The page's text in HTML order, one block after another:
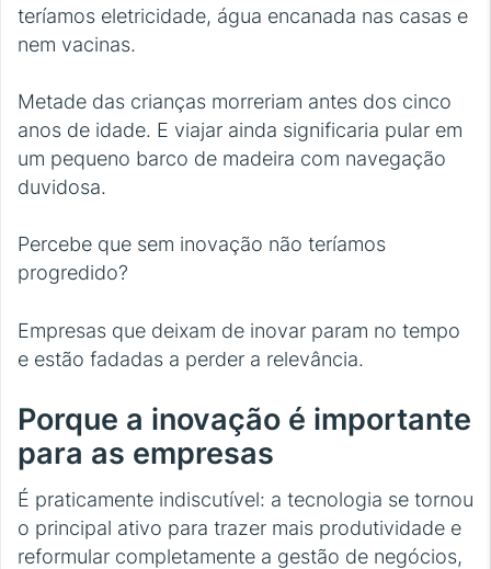
teríamos eletricidade, água encanada nas casas e
nem vacinas.
Metade das crianças morreriam antes dos cinco
anos de idade. E viajar ainda significaria pular em
um pequeno barco de madeira com navegação
duvidosa.
Percebe que sem inovação não teríamos
progredido?
Empresas que deixam de inovar param no tempo
e estão fadadas a perder a relevância.
Porque a inovação é importante
para as empresas
É praticamente indiscutível: a tecnologia se tornou
o principal ativo para trazer mais produtividade e
reformular completamente a gestão de negócios,